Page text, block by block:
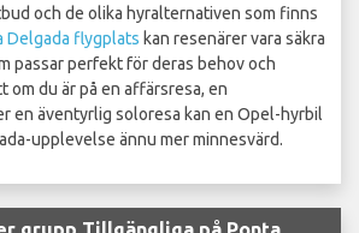
och de olika hyralternativen som finns
Delgada flygplats kan resenärer vara säkra
passar perfekt för deras behov och
om du är på en affärsresa, en
en äventyrlig soloresa kan en Opel-hyrbil
upplevelse ännu mer minnesvärd.